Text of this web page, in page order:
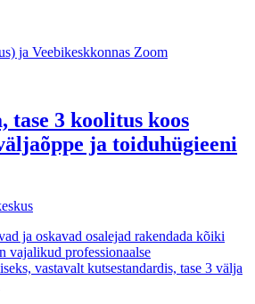
ja Veebikeskkonnas Zoom
tase 3 koolitus koos
ja toiduhügieeni
ja oskavad osalejad rakendada kõiki
vajalikud professionaalse
vastavalt kutsestandardis, tase 3 välja